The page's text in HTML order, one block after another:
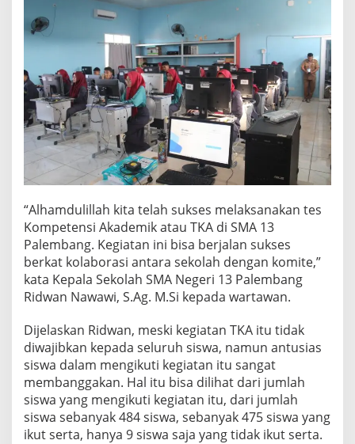
“Alhamdulillah kita telah sukses melaksanakan tes
Kompetensi Akademik atau TKA di SMA 13
Palembang. Kegiatan ini bisa berjalan sukses
berkat kolaborasi antara sekolah dengan komite,”
kata Kepala Sekolah SMA Negeri 13 Palembang
Ridwan Nawawi, S.Ag. M.Si kepada wartawan.
Dijelaskan Ridwan, meski kegiatan TKA itu tidak
diwajibkan kepada seluruh siswa, namun antusias
siswa dalam mengikuti kegiatan itu sangat
membanggakan. Hal itu bisa dilihat dari jumlah
siswa yang mengikuti kegiatan itu, dari jumlah
siswa sebanyak 484 siswa, sebanyak 475 siswa yang
ikut serta, hanya 9 siswa saja yang tidak ikut serta.